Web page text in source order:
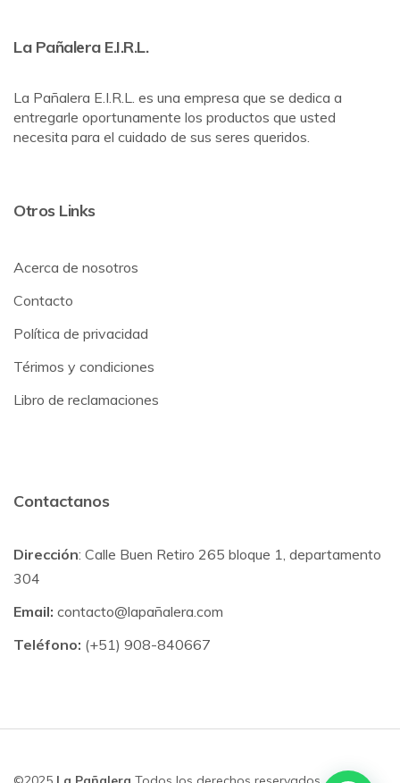
La Pañalera E.I.R.L.
La Pañalera E.I.R.L. es una empresa que se dedica a
entregarle oportunamente los productos que usted
necesita para el cuidado de sus seres queridos.
Otros Links
Acerca de nosotros
Contacto
Política de privacidad
Térimos y condiciones
Libro de reclamaciones
Contactanos
Dirección: Calle Buen Retiro 265 bloque 1, departamento
304
Email: contacto@lapañalera.com
Teléfono: (+51) 908-840667